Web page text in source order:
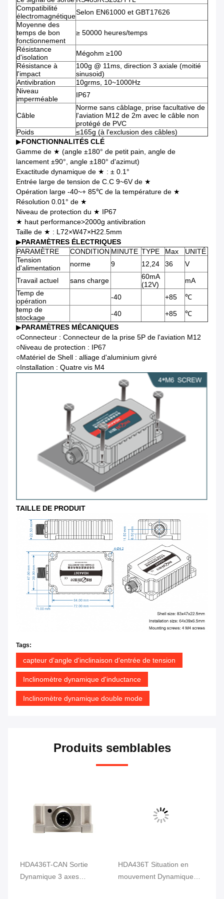
Compatibilité
électromagnétiqueSelon EN61000 et GBT17626
Moyenne des
temps de bon
fonctionnement
≥ 50000 heures/temps
Résistance
d'isolation
Mégohm ≥100
Résistance à
l'impact
100g @ 11ms, direction 3 axiale (moitié
sinusoid)
Antivibration
10grms, 10~1000Hz
Niveau
imperméable
IP67
Câble
Norme sans câblage, prise facultative de
l'aviation M12 de 2m avec le câble non
protégé de PVC
Poids
≤165g (à l'exclusion des câbles)
▶FONCTIONNALITÉS CLÉ
Gamme de ★ (angle ±180° de petit pain, angle de
lancement ±90°, angle ±180° d'azimut)
Exactitude dynamique de ★ : ± 0.1°
Entrée large de tension de C.C 9~6V de ★
Opération large -40~+ 85℃ de la température de ★
Résolution 0.01° de ★
Niveau de protection du ★ IP67
★ haut performance>2000g antivibration
Taille de ★ : L72×W47×H22.5mm
▶PARAMÈTRES ÉLECTRIQUES
PARAMÈTRE
CONDITION MINUTE TYPE Max
UNITÉ
Tension
d'alimentation
norme 9 12,24 36 V
Travail actuel sans charge
60mA
(12V)
mA
Temp de
opération
-40 +85
℃
temp de
stockage
-40 +85
℃
▶PARAMÈTRES MÉCANIQUES
○Connecteur : Connecteur de la prise 5P de l'aviation M12
○Niveau de protection : IP67
○Matériel de Shell : alliage d'aluminium givré
○Installation : Quatre vis M4
TAILLE DE PRODUIT
Tags:
capteur d'angle d'inclinaison d'entrée de tension
Inclinomètre dynamique d'inductance
Inclinomètre dynamique double mode
Produits semblables
HDA436T-CAN Sortie
Dynamique 3 axes
HDA436T Situation en
mouvement Dynamique